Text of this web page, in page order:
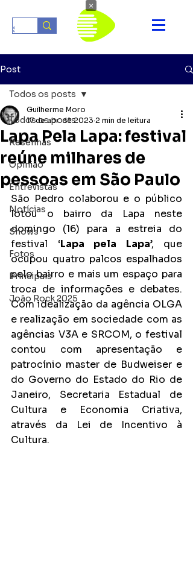
Post
Todos os posts
Resenhas
Opinião
Entrevistas
Notícias
Shows
Fotos
Principais
João Rock 2025
Todos os posts
Lapa Pela Lapa: festival
reúne milhares de
pessoas em São Paulo
Guilherme Moro
17 de abr. de 2023 2 min de leitura
São Pedro colaborou e o público
lotou o bairro da Lapa neste
domingo (16) para a estreia do
festival ‘Lapa pela Lapa’, que
ocupou quatro palcos espalhados
pelo bairro e mais um espaço para
troca de informações e debates.
Com idealização da agência OLGA
e realização em sociedade com as
agências V3A e SRCOM, o festival
contou com apresentação e
patrocínio master de Budweiser e
do Governo do Estado do Rio de
Janeiro, Secretaria Estadual de
Cultura e Economia Criativa,
através da Lei de Incentivo à
Cultura.
×